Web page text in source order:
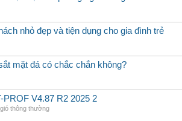
nhỏ đẹp và tiện dụng cho gia đình trẻ
mặt đá có chắc chắn không?
PROF V4.87 R2 2025 2
thông thường